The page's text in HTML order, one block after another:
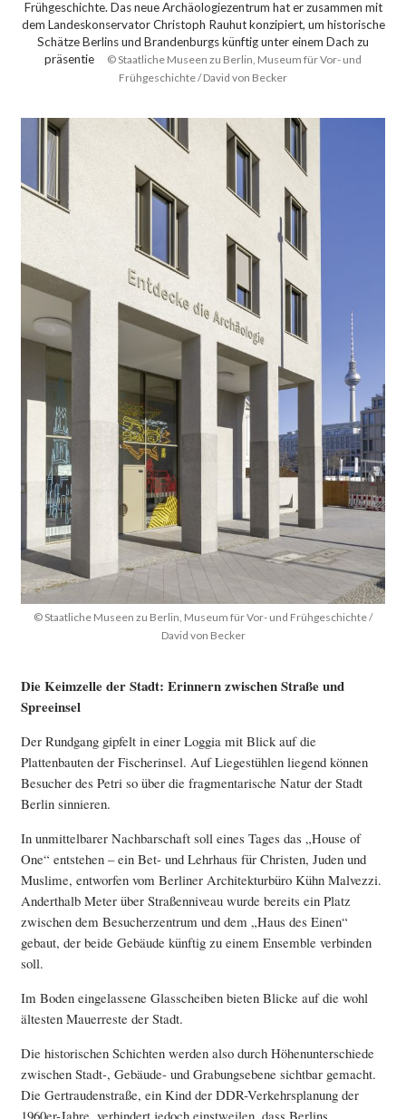
Frühgeschichte. Das neue Archäologiezentrum hat er zusammen mit
dem Landeskonservator Christoph Rauhut konzipiert, um historische
Schätze Berlins und Brandenburgs künftig unter einem Dach zu
präsentie
© Staatliche Museen zu Berlin, Museum für Vor- und
Frühgeschichte / David von Becker
© Staatliche Museen zu Berlin, Museum für Vor- und Frühgeschichte /
David von Becker
Die Keimzelle der Stadt: Erinnern zwischen Straße und
Spreeinsel
Der Rundgang gipfelt in einer Loggia mit Blick auf die
Plattenbauten der Fischerinsel. Auf Liegestühlen liegend können
Besucher des Petri so über die fragmentarische Natur der Stadt
Berlin sinnieren.
In unmittelbarer Nachbarschaft soll eines Tages das „House of
One“ entstehen – ein Bet- und Lehrhaus für Christen, Juden und
Muslime, entworfen vom Berliner Architekturbüro Kühn Malvezzi.
Anderthalb Meter über Straßenniveau wurde bereits ein Platz
zwischen dem Besucherzentrum und dem „Haus des Einen“
gebaut, der beide Gebäude künftig zu einem Ensemble verbinden
soll.
Im Boden eingelassene Glasscheiben bieten Blicke auf die wohl
ältesten Mauerreste der Stadt.
Die historischen Schichten werden also durch Höhenunterschiede
zwischen Stadt-, Gebäude- und Grabungsebene sichtbar gemacht.
Die Gertraudenstraße, ein Kind der DDR-Verkehrsplanung der
1960er-Jahre, verhindert jedoch einstweilen, dass Berlins